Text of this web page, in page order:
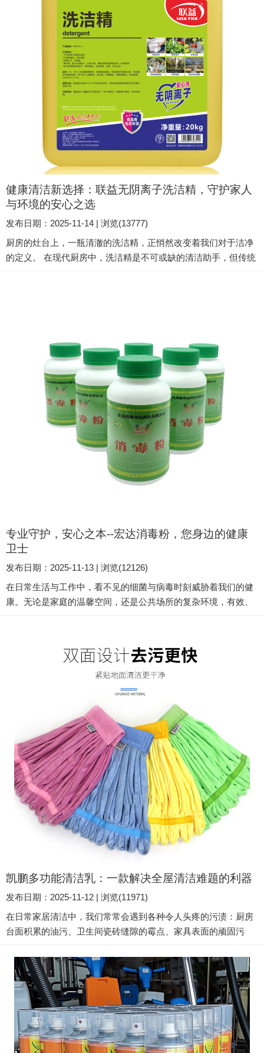
健康清洁新选择：联益无阴离子洗洁精，守护家人
与环境的安心之选
发布日期：2025-11-14 | 浏览(13777)
厨房的灶台上，一瓶清澈的洗洁精，正悄然改变着我们对于洁净
的定义。 在现代厨房中，洗洁精是不可或缺的清洁助手，但传统
专业守护，安心之本--宏达消毒粉，您身边的健康
卫士
发布日期：2025-11-13 | 浏览(12126)
在日常生活与工作中，看不见的细菌与病毒时刻威胁着我们的健
康。无论是家庭的温馨空间，还是公共场所的复杂环境，有效、
验，成为无数家庭和机构信赖的专业消毒选择。 核心优势：高效
广谱，一击即中 宏达消毒粉的核心成分是稳定性极佳的含氯消毒
剂。遇水后，它能迅速释放出高效力的氯分子，形成强氧化性的
凯鹏多功能清洁乳：一款解决全屋清洁难题的利器
发布日期：2025-11-12 | 浏览(11971)
在日常家居清洁中，我们常常会遇到各种令人头疼的污渍：厨房
台面积累的油污、卫生间瓷砖缝隙的霉点、家具表面的顽固污
多功能清洁乳的出现，以其卓越的去污能力和广泛的应用范围，
成功解决了这一痛点，成为现代家庭清洁的得力助手。 强大清洁
力：科学配方，迅速去污 凯鹏多功能清洁乳的核心优势在于其强
大的去污能力。产品采用特有的强效高浓去污液配方，含有温和
擦磨料...